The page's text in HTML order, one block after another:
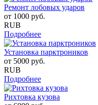
Ремонт лобовых ударов
от 1000 руб.
RUB
Подробнее
Установка парктроников
от 5000 руб.
RUB
Подробнее
Рихтовка кузова